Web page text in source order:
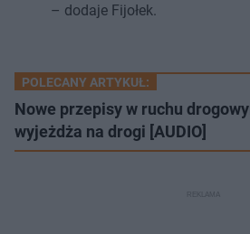
– dodaje Fijołek.
POLECANY ARTYKUŁ:
Nowe przepisy w ruchu
wyjeżdża na drogi [AUDIO]